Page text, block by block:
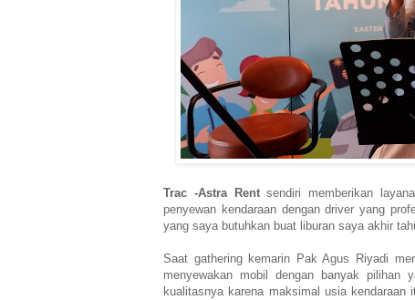
Trac -Astra Rentsendiri memberikan
penyewan kendaraan dengan driver yang
yang saya butuhkan buat liburan saya akhir
Saat gathering kemarin Pak Agus Riyadi
menyewakan mobil dengan banyak pilihan
kualitasnya karena maksimal usia